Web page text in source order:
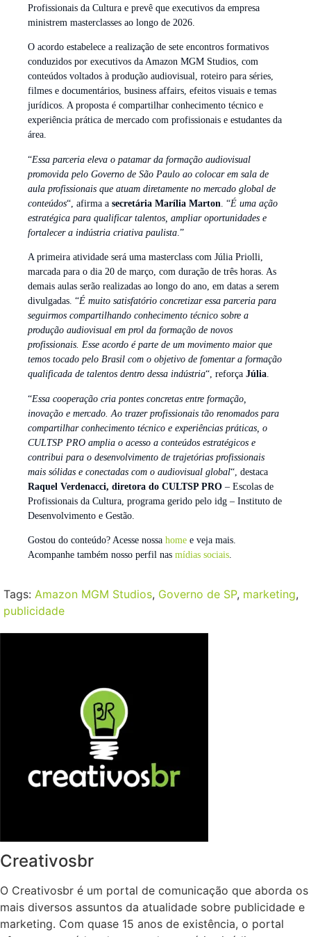
Profissionais da Cultura e prevê que executivos da empresa
ministrem masterclasses ao longo de 2026.
O acordo estabelece a realização de sete encontros formativos
conduzidos por executivos da Amazon MGM Studios, com
conteúdos voltados à produção audiovisual, roteiro para séries,
filmes e documentários, business affairs, efeitos visuais e temas
jurídicos. A proposta é compartilhar conhecimento técnico e
experiência prática de mercado com profissionais e estudantes da
área.
“Essa parceria eleva o patamar da formação audiovisual
promovida pelo Governo de São Paulo ao colocar em sala de
aula profissionais que atuam diretamente no mercado global de
conteúdos“, afirma a secretária Marília Marton . “É uma ação
estratégica para qualificar talentos, ampliar oportunidades e
fortalecer a indústria criativa paulista .”
A primeira atividade será uma masterclass com Júlia Priolli,
marcada para o dia 20 de março, com duração de três horas. As
demais aulas serão realizadas ao longo do ano, em datas a serem
divulgadas. “É muito satisfatório concretizar essa parceria para
seguirmos compartilhando conhecimento técnico sobre a
produção audiovisual em prol da formação de novos
profissionais. Esse acordo é parte de um movimento maior que
temos tocado pelo Brasil com o objetivo de fomentar a formação
qualificada de talentos dentro dessa indústria“, reforça Júlia.
“Essa cooperação cria pontes concretas entre formação,
inovação e mercado. Ao trazer profissionais tão renomados para
compartilhar conhecimento técnico e experiências práticas, o
CULTSP PRO amplia o acesso a conteúdos estratégicos e
contribui para o desenvolvimento de trajetórias profissionais
mais sólidas e conectadas com o audiovisual global“, destaca
Raquel Verdenacci, diretora do CULTSP PRO – Escolas de
Profissionais da Cultura, programa gerido pelo idg – Instituto de
Desenvolvimento e Gestão.
Gostou do conteúdo? Acesse nossa home e veja mais.
Acompanhe também nosso perfil nas mídias sociais
Tags: Amazon MGM Studios, Governo de SP, marketing,
publicidade
Creativosbr
O Creativosbr é um portal de comunicação que aborda os
mais diversos assuntos da atualidade sobre publicidade e
marketing. Com quase 15 anos de existência, o portal